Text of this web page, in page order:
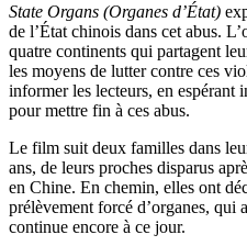
State Organs (Organes d’État)
de l’État chinois dans cet abus.
quatre continents qui partagent
les moyens de lutter contre ces
informer les lecteurs, en espérant
pour mettre fin à ces abus.
Le film suit deux familles dans
ans, de leurs proches disparus
en Chine. En chemin, elles ont
prélèvement forcé d’organes, qui
continue encore à ce jour.